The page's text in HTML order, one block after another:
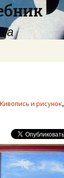
и рисунок,